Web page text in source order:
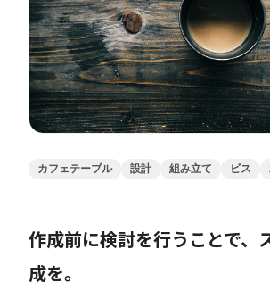
カフェテーブル 設計 組み立て ビス
作成前に検討を行うことで、
成を。